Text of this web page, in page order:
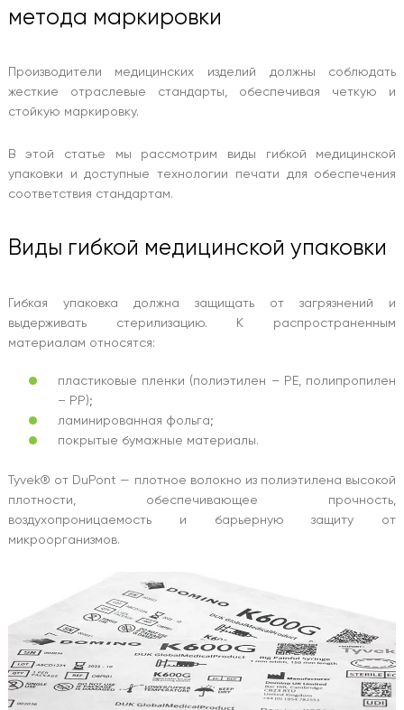
метода маркировки
Производители медицинских изделий должны соблюдать
жесткие отраслевые стандарты, обеспечивая четкую и
стойкую маркировку.
В этой статье мы рассмотрим виды гибкой медицинской
упаковки и доступные технологии печати для обеспечения
соответствия стандартам.
Виды гибкой медицинской упаковки
Гибкая упаковка должна защищать от загрязнений и
выдерживать стерилизацию. К распространенным
материалам относятся:
пластиковые пленки (полиэтилен – PE, полипропилен
– PP);
ламинированная фольга;
покрытые бумажные материалы.
Tyvek® от DuPont — плотное волокно из полиэтилена высокой
плотности, обеспечивающее прочность,
воздухопроницаемость и барьерную защиту от
микроорганизмов.